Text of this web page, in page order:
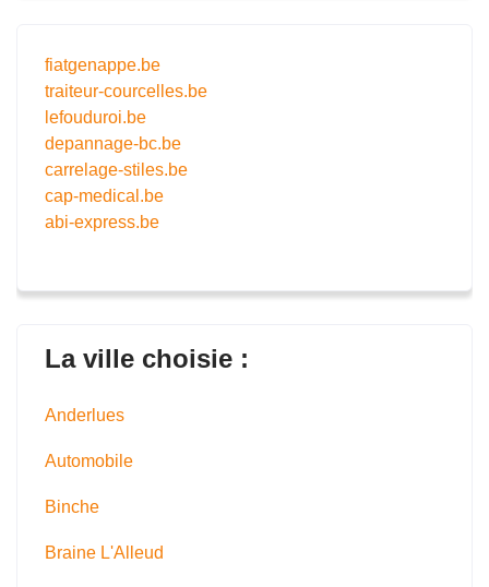
fiatgenappe.be
traiteur-courcelles.be
lefouduroi.be
depannage-bc.be
carrelage-stiles.be
cap-medical.be
abi-express.be
La ville choisie :
Anderlues
Automobile
Binche
Braine L'Alleud